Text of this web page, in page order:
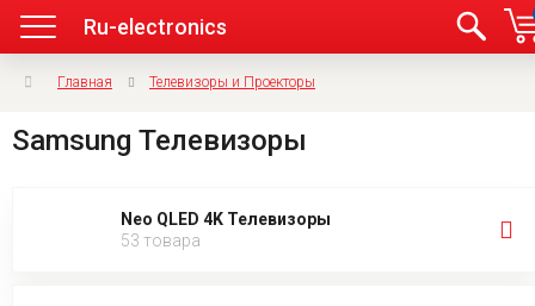
Ru-electronics
Главная Телевизоры и Проекторы
Samsung Телевизоры
Neo QLED 4K Телевизоры
53 товара